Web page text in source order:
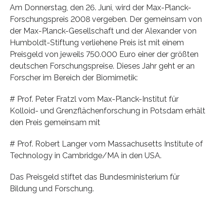
Am Donnerstag, den 26. Juni, wird der Max-Planck-
Forschungspreis 2008 vergeben. Der gemeinsam von
der Max-Planck-Gesellschaft und der Alexander von
Humboldt-Stiftung verliehene Preis ist mit einem
Preisgeld von jeweils 750.000 Euro einer der größten
deutschen Forschungspreise. Dieses Jahr geht er an
Forscher im Bereich der Biomimetik:
# Prof. Peter Fratzl vom Max-Planck-Institut für
Kolloid- und Grenzflächenforschung in Potsdam erhält
den Preis gemeinsam mit
# Prof. Robert Langer vom Massachusetts Institute of
Technology in Cambridge/MA in den USA.
Das Preisgeld stiftet das Bundesministerium für
Bildung und Forschung.